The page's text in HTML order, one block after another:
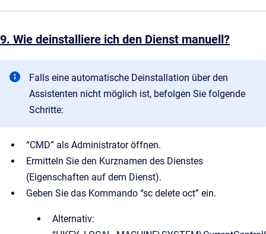
9. Wie deinstalliere ich den Dienst manuell?
Falls eine automatische Deinstallation über den
Assistenten nicht möglich ist, befolgen Sie folgende
Schritte:
“CMD” als Administrator öffnen.
Ermitteln Sie den Kurznamen des Dienstes
(Eigenschaften auf dem Dienst).
Geben Sie das Kommando “sc delete oct” ein.
Alternativ: